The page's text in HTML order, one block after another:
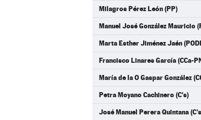
Milagros Pérez León (PP)
Manuel José González Mauricio
Marta Esther Jiménez Jaén
Francisco Linares García (CCa-
María de la O Gaspar González
Petra Moyano Cachinero (C's)
José Manuel Perera Quintana